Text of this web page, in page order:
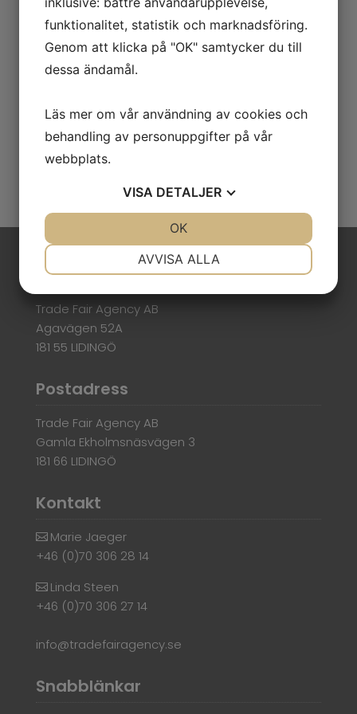
Arrangör:NürnbergMesse
Plats: Nürnberg
Startdatum:2026-10-27
Hemsida:www.it-sa.de
Kontaktperson:Marie Jaeger
Besöksadress
Trade Fair Agency AB
Agavägen 52A
181 55 LIDINGÖ
Postadress
Trade Fair Agency AB
Gamla Ekholmsnäsvägen 3
181 66 LIDINGÖ
Kontakt
Marie Jaeger
+46 (0)70 306 28 14
Linda Steen
+46 (0)70 306 27 14
info@tradefairagency.se
Snabblänkar
funktionalitet, statistik och marknadsföring.
Genom att klicka på "OK" samtycker du till
dessa ändamål.
Läs mer om vår användning av cookies och
behandling av personuppgifter på vår
webbplats.
VISA DETALJER
MARKNADSFÖRING
AVVISA ALLA
OK